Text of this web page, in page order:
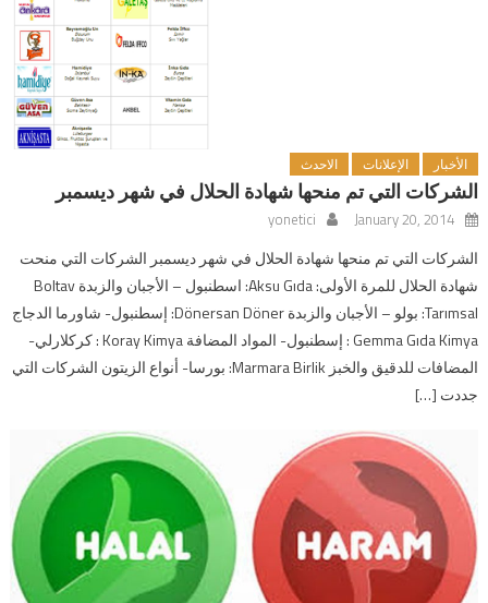
الأخبار الإعلانات الاحدث
الشركات التي تم منحها شهادة الحلال في شهر ديسمبر
January 20, 2014
yonetici
الشركات التي تم منحها شهادة الحلال في شهر ديسمبر الشركات التي منحت
شهادة الحلال للمرة الأولى: Aksu Gıda: اسطنبول – الأجبان والزبدة Boltav
Tarımsal: بولو – الأجبان والزبدة Dönersan Döner: إسطنبول- شاورما الدجاج
Gemma Gıda Kimya : إسطنبول- المواد المضافة Koray Kimya : كركلارلي-
المضافات للدقيق والخبز Marmara Birlik: بورسا- أنواع الزيتون الشركات التي
جددت […]